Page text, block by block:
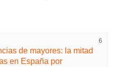
6
de mayores: la mitad
en España por